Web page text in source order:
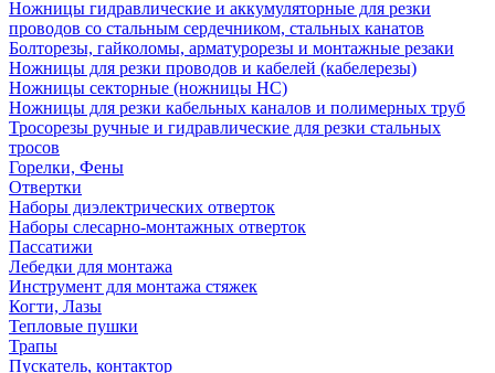
Ножницы гидравлические и аккумуляторные для резки
проводов со стальным сердечником, стальных канатов
Болторезы, гайколомы, арматурорезы и монтажные резаки
Ножницы для резки проводов и кабелей (кабелерезы)
Ножницы секторные (ножницы НС)
Ножницы для резки кабельных каналов и полимерных труб
Тросорезы ручные и гидравлические для резки стальных
тросов
Горелки, Фены
Отвертки
Наборы диэлектрических отверток
Наборы слесарно-монтажных отверток
Пассатижи
Лебедки для монтажа
Инструмент для монтажа стяжек
Когти, Лазы
Тепловые пушки
Трапы
Пускатель, контактор